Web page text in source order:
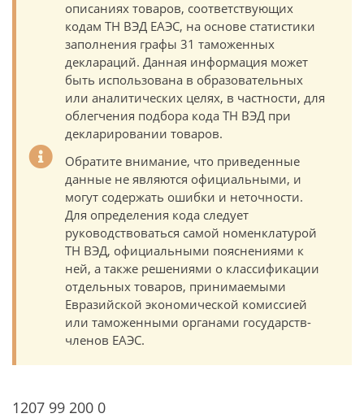
описаниях товаров, соответствующих
кодам ТН ВЭД ЕАЭС, на основе статистики
заполнения графы 31 таможенных
деклараций. Данная информация может
быть использована в образовательных
или аналитических целях, в частности, для
облегчения подбора кода ТН ВЭД при
декларировании товаров.
Обратите внимание, что приведенные
данные не являются официальными, и
могут содержать ошибки и неточности.
Для определения кода следует
руководствоваться самой номенклатурой
ТН ВЭД, официальными пояснениями к
ней, а также решениями о классификации
отдельных товаров, принимаемыми
Евразийской экономической комиссией
или таможенными органами государств-
членов ЕАЭС.
1207 99 200 0